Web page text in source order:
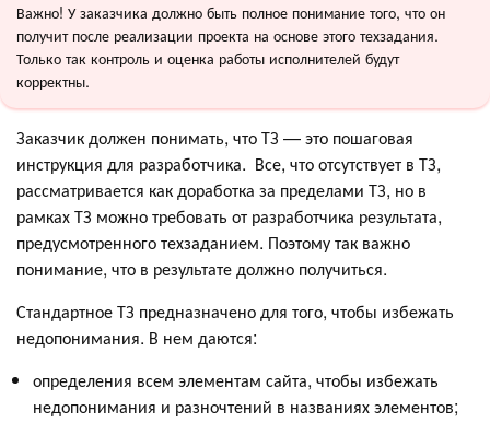
Важно! У заказчика должно быть полное понимание того, что он
получит после реализации проекта на основе этого техзадания.
Только так контроль и оценка работы исполнителей будут
корректны.
Заказчик должен понимать, что ТЗ — это пошаговая
инструкция для разработчика. Все, что отсутствует в ТЗ,
рассматривается как доработка за пределами ТЗ, но в
рамках ТЗ можно требовать от разработчика результата,
предусмотренного техзаданием. Поэтому так важно
понимание, что в результате должно получиться.
Стандартное ТЗ предназначено для того, чтобы избежать
недопонимания. В нем даются:
определения всем элементам сайта, чтобы избежать
недопонимания и разночтений в названиях элементов;